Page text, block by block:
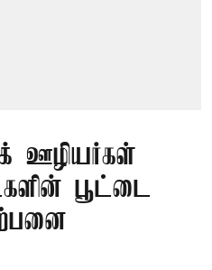
ஊழியர்கள்
பூட்டை